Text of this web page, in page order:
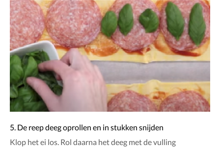
5. De reep deeg oprollen en in stukken snijden
Klop het ei los. Rol daarna het deeg met de vulling